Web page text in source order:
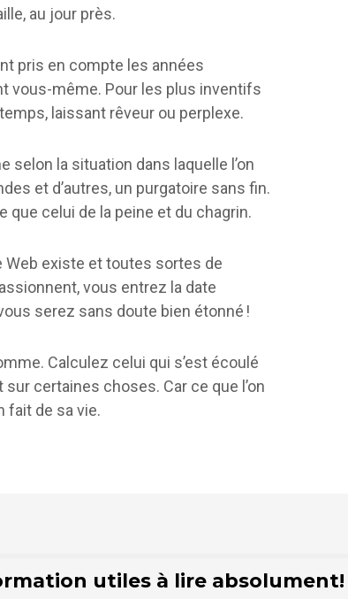
au jour près.
pris en compte les années
vous-même. Pour les plus inventifs
laissant rêveur ou perplexe.
selon la situation dans laquelle l’on
et d’autres, un purgatoire sans fin.
que celui de la peine et du chagrin.
Web existe et toutes sortes de
vous entrez la date
serez sans doute bien étonné !
Calculez celui qui s’est écoulé
certaines choses. Car ce que l’on
fait de sa vie.
utiles à lire absolument!